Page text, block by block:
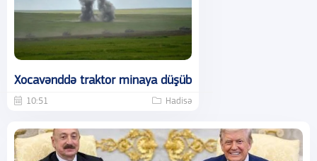
Xocavənddə traktor minaya düşüb
10:51 Hadisə